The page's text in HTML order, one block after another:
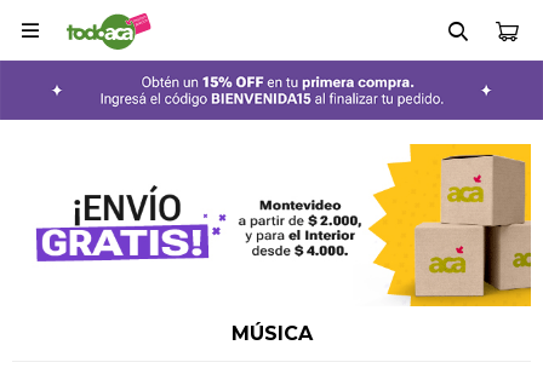

MÚSICA